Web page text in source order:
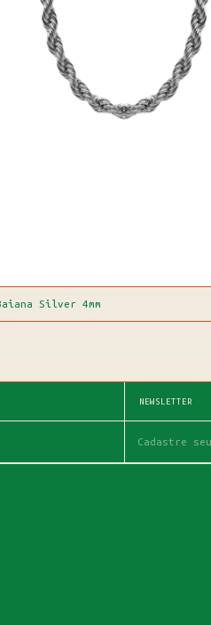
Silver 4mm
NEWSLETTER